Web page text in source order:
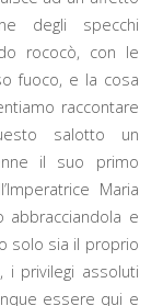
degli specchi
rococò, con le
fuoco, e la cosa
raccontare
salotto un
il suo primo
Maria
e
solo sia il proprio
i privilegi assoluti
essere qui e